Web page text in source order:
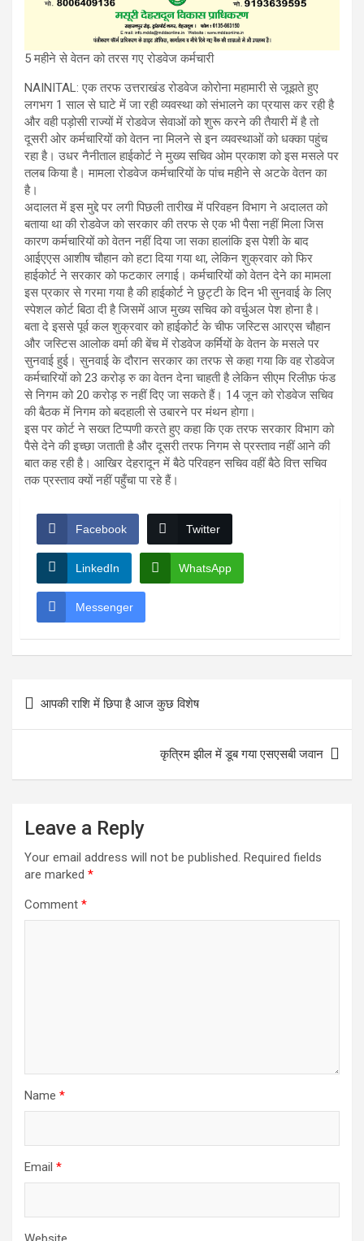
5 महीने से वेतन को तरस गए रोडवेज कर्मचारी
NAINITAL: एक तरफ उत्तराखंड रोडवेज कोरोना महामारी से जूझते हुए
लगभग 1 साल से घाटे में जा रही व्यवस्था को संभालने का प्रयास कर रही है
और वही पड़ोसी राज्यों में रोडवेज सेवाओं को शुरू करने की तैयारी में है तो
दूसरी ओर कर्मचारियों को वेतन ना मिलने से इन व्यवस्थाओं को धक्का पहुंच
रहा है। उधर नैनीताल हाईकोर्ट ने मुख्य सचिव ओम प्रकाश को इस मसले पर
तलब किया है। मामला रोडवेज कर्मचारियों के पांच महीने से अटके वेतन का
है।
अदालत में इस मुद्दे पर लगी पिछली तारीख में परिवहन विभाग ने अदालत को
बताया था की रोडवेज को सरकार की तरफ से एक भी पैसा नहीं मिला जिस
कारण कर्मचारियों को वेतन नहीं दिया जा सका हालांकि इस पेशी के बाद
आईएएस आशीष चौहान को हटा दिया गया था, लेकिन शुक्रवार को फिर
हाईकोर्ट ने सरकार को फटकार लगाई। कर्मचारियों को वेतन देने का मामला
इस प्रकार से गरमा गया है की हाईकोर्ट ने छुट्टी के दिन भी सुनवाई के लिए
स्पेशल कोर्ट बिठा दी है जिसमें आज मुख्य सचिव को वर्चुअल पेश होना है।
बता दे इससे पूर्व कल शुक्रवार को हाईकोर्ट के चीफ जस्टिस आरएस चौहान
और जस्टिस आलोक वर्मा की बेंच में रोडवेज कर्मियों के वेतन के मसले पर
सुनवाई हुई। सुनवाई के दौरान सरकार का तरफ से कहा गया कि वह रोडवेज
कर्मचारियों को 23 करोड़ रु का वेतन देना चाहती है लेकिन सीएम रिलीफ़ फंड
से निगम को 20 करोड़ रु नहीं दिए जा सकते हैं। 14 जून को रोडवेज सचिव
की बैठक में निगम को बदहाली से उबारने पर मंथन होगा।
इस पर कोर्ट ने सख्त टिप्पणी करते हुए कहा कि एक तरफ सरकार विभाग को
पैसे देने की इच्छा जताती है और दूसरी तरफ निगम से प्रस्ताव नहीं आने की
बात कह रही है। आखिर देहरादून में बैठे परिवहन सचिव वहीं बैठे वित्त सचिव
तक प्रस्ताव क्यों नहीं पहुँचा पा रहे हैं।
Facebook Twitter
LinkedIn WhatsApp
Messenger
Post
आपकी राशि में छिपा है आज कुछ विशेष
कृत्रिम झील में डूब गया एसएसबी जवान
Leave a Reply
Your email address will not be published. Required fields
are marked *
Comment *
Name *
Email *